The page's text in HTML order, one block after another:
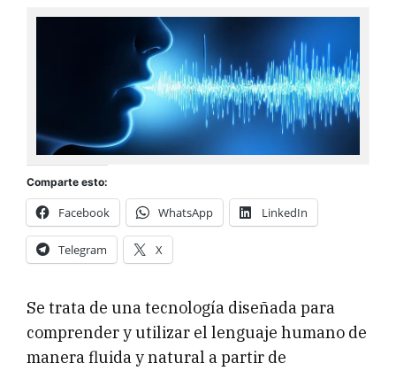
Comparte esto:
Facebook WhatsApp LinkedIn
Telegram X
Se trata de una tecnología diseñada para
comprender y utilizar el lenguaje humano de
manera fluida y natural a partir de